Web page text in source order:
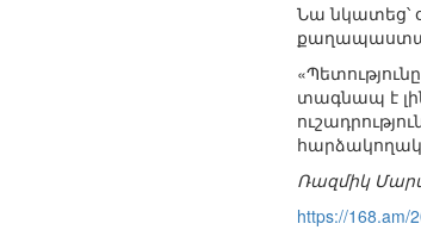
Նա նկատեց՝
տագնապ է
Ռազմիկ
https://168.am/